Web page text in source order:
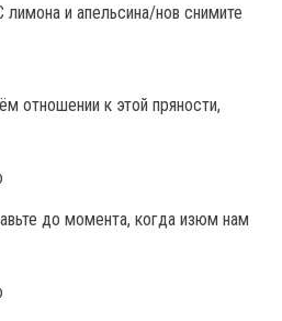
и апельсина/нов снимите
отношении к этой пряности,
до момента, когда изюм нам